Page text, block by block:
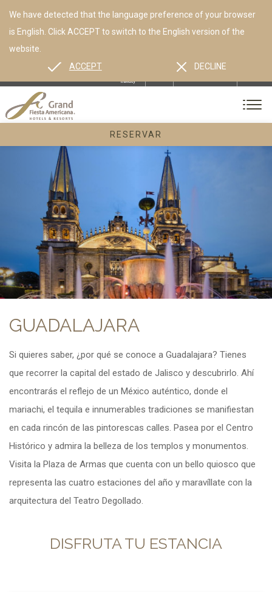
RESERVAR
We have detected that the language preference of your browser
is English. Click ACCEPT to switch to the English version of the
website.
ACCEPT
DECLINE
GUADALAJARA
Si quieres saber, ¿por qué se conoce a Guadalajara? Tienes
que recorrer la capital del estado de Jalisco y descubrirlo. Ahí
encontrarás el reflejo de un México auténtico, donde el
mariachi, el tequila e innumerables tradiciones se manifiestan
en cada rincón de las pintorescas calles. Pasea por el Centro
Histórico y admira la belleza de los templos y monumentos.
Visita la Plaza de Armas que cuenta con un bello quiosco que
representa las cuatro estaciones del año y maravíllate con la
arquitectura del Teatro Degollado.
DISFRUTA TU ESTANCIA